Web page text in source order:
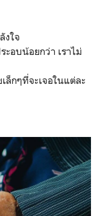
งใจ
ะอบน้อยกว่า เราไม่
ล็กๆที่จะเจอในแต่ละ